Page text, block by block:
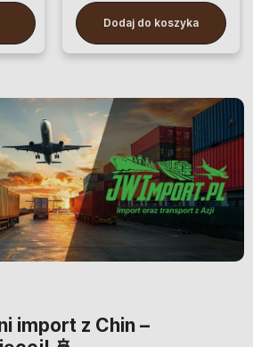
Dodaj do koszyka
import z Chin –